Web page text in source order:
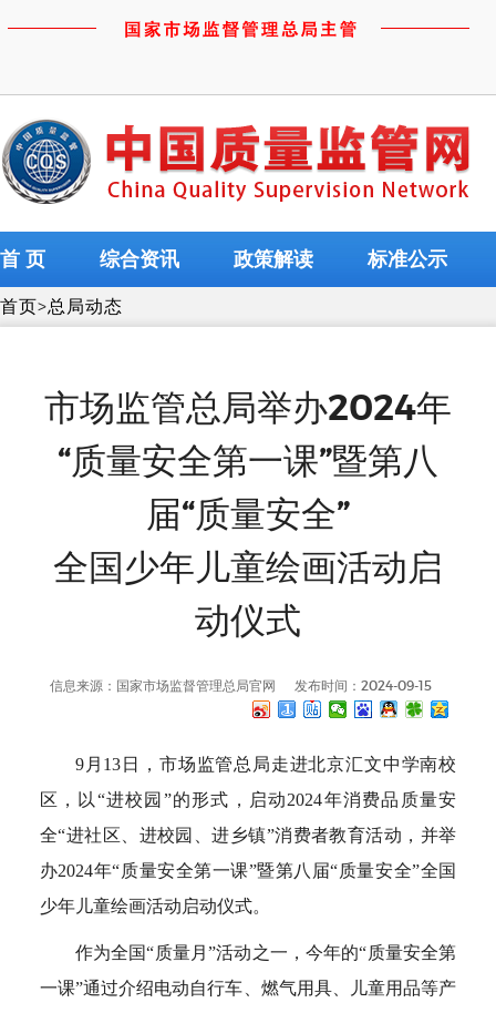
首 页 综合资讯 政策解读 标准公示
首页>总局动态
市场监管总局举办2024年
“质量安全第一课”暨第八
届“质量安全”
全国少年儿童绘画活动启
动仪式
信息来源：国家市场监督管理总局官网 发布时间：2024-09-15
9月13日，市场监管总局走进北京汇文中学南校
区，以“进校园”的形式，启动2024年消费品质量安
全“进社区、进校园、进乡镇”消费者教育活动，并举
办2024年“质量安全第一课”暨第八届“质量安全”全国
少年儿童绘画活动启动仪式。
作为全国“质量月”活动之一，今年的“质量安全第
一课”通过介绍电动自行车、燃气用具、儿童用品等产